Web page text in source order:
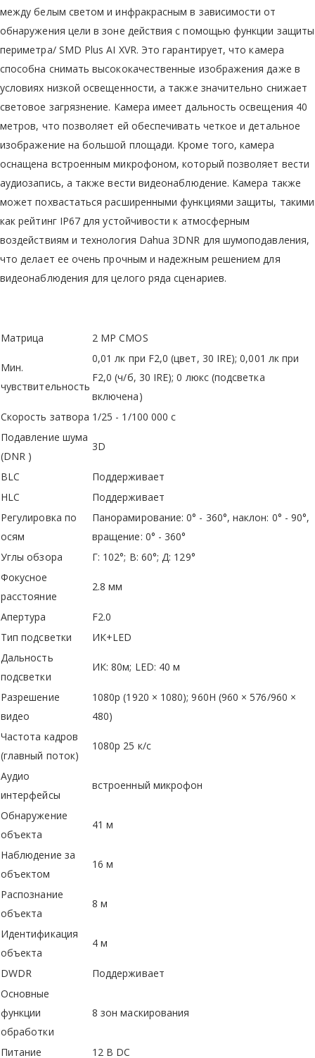
между белым светом и инфракрасным в зависимости от
обнаружения цели в зоне действия с помощью функции защиты
периметра/ SMD Plus AI XVR. Это гарантирует, что камера
способна снимать высококачественные изображения даже в
условиях низкой освещенности, а также значительно снижает
световое загрязнение. Камера имеет дальность освещения 40
метров, что позволяет ей обеспечивать четкое и детальное
изображение на большой площади. Кроме того, камера
оснащена встроенным микрофоном, который позволяет вести
аудиозапись, а также вести видеонаблюдение. Камера также
может похвастаться расширенными функциями защиты, такими
как рейтинг IP67 для устойчивости к атмосферным
воздействиям и технология Dahua 3DNR для шумоподавления,
что делает ее очень прочным и надежным решением для
видеонаблюдения для целого ряда сценариев.
Матрица 2 MP CMOS
Мин.
чувствительность
0,01 лк при F2,0 (цвет, 30 IRE); 0,001 лк при
F2,0 (ч/б, 30 IRE); 0 люкс (подсветка
включена)
Скорость затвора 1/25 - 1/100 000 с
Подавление шума
(DNR )
3D
BLC
Поддерживает
HLC
Поддерживает
Регулировка по
осям
Панорамирование: 0° - 360°, наклон: 0° - 90°,
вращение: 0° - 360°
Углы обзора
Г: 102°; В: 60°; Д: 129°
Фокусное
расстояние
2.8 мм
Апертура
F2.0
Тип подсветки
ИК+LED
Дальность
подсветки
ИК: 80м; LED: 40 м
Разрешение
видео
1080p (1920 × 1080); 960H (960 × 576/960 ×
480)
Частота кадров
(главный поток)
1080p 25 к/с
Аудио
интерфейсы
встроенный микрофон
Обнаружение
объекта
41 м
Наблюдение за
объектом
16 м
Распознание
объекта
8 м
Идентификация
объекта
4 м
DWDR
Поддерживает
Основные
функции
обработки
8 зон маскирования
Питание 12 В DC